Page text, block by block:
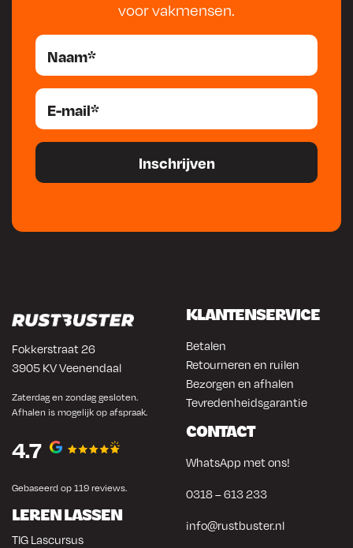
voor vakmensen.
Fokkerstraat 26
3905 KV Veenendaal
Zaterdag en zondag gesloten.
Afhalen is mogelijk op afspraak.
4.7
Gebaseerd op 119 reviews.
LEREN LASSEN
TIG Lascursus
KLANTENSERVICE
Betalen
Retourneren en ruilen
Bezorgen en afhalen
Tevredenheidsgarantie
CONTACT
WhatsApp met ons!
0318 – 613 233
info@rustbuster.nl